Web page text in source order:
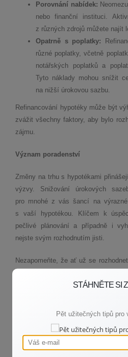
Porovnání nabídek:
nebo finanční instituci.
z různých zdrojů můžete najít
Opatrně s poplatky:
různé poplatky, včetně
notářských poplatků a
Tyto náklady mohou snížit
na nižší úrokovou sazbu.
Refinancování hypotéky může být
zvážit všechny faktory, aby bylo
zájmu.
Význam poradenství
Změny na trhu s hypotékami
výzvy. Snižování úrokových
pro mnohé z vás šancí na
s vaší hypotékou. Klíčem k
pečlivé plánování a případně i
nejste svým rozhodnutím jisti.
Nezapomeňte, že ať už se
je důležité mít na paměti
a situaci. Pokud máte jakékoliv
obrátit. Kvalifikované poradenství
hypotéky.
STÁHNĚTE SI
Pět užitečných tipů pro